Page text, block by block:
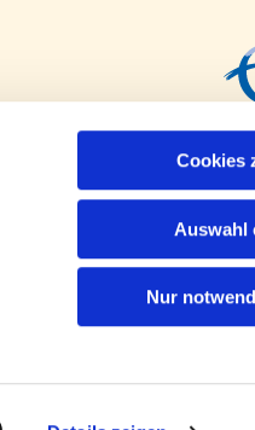
Cookies
Auswahl
Nur